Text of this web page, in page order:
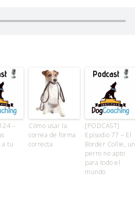
–
a tu
Cómo usar la
correa de forma
correcta
[PODCAST]
Episodio 77 – El
Border Collie, un
perro no apto
para todo el
mundo